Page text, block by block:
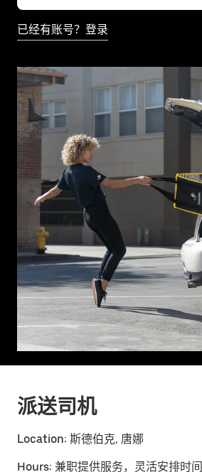
已经有账号？登录
派送司机
Location: 斯德伯克, 唐娜
Hours: 兼职提供服务，灵活安排时间